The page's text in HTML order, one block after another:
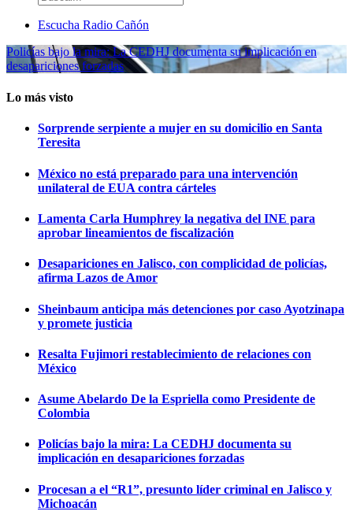
Escucha Radio Cañón
Policías bajo la mira: La CEDHJ documenta su implicación en
desapariciones forzadas
Lo más visto
Sorprende serpiente a mujer en su domicilio en Santa
Teresita
México no está preparado para una intervención
unilateral de EUA contra cárteles
Lamenta Carla Humphrey la negativa del INE para
aprobar lineamientos de fiscalización
Desapariciones en Jalisco, con complicidad de policías,
afirma Lazos de Amor
Sheinbaum anticipa más detenciones por caso Ayotzinapa
y promete justicia
Resalta Fujimori restablecimiento de relaciones con
México
Asume Abelardo De la Espriella como Presidente de
Colombia
Policías bajo la mira: La CEDHJ documenta su
implicación en desapariciones forzadas
Procesan a el “R1”, presunto líder criminal en Jalisco y
Michoacán